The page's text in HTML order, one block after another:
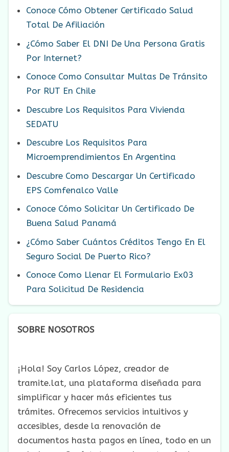
Conoce Cómo Obtener Certificado Salud
Total De Afiliación
¿Cómo Saber El DNI De Una Persona Gratis
Por Internet?
Conoce Como Consultar Multas De Tránsito
Por RUT En Chile
Descubre Los Requisitos Para Vivienda
SEDATU
Descubre Los Requisitos Para
Microemprendimientos En Argentina
Descubre Como Descargar Un Certificado
EPS Comfenalco Valle
Conoce Cómo Solicitar Un Certificado De
Buena Salud Panamá
¿Cómo Saber Cuántos Créditos Tengo En El
Seguro Social De Puerto Rico?
Conoce Como Llenar El Formulario Ex03
Para Solicitud De Residencia
SOBRE NOSOTROS
¡Hola! Soy Carlos López, creador de
tramite.lat, una plataforma diseñada para
simplificar y hacer más eficientes tus
trámites. Ofrecemos servicios intuitivos y
accesibles, desde la renovación de
documentos hasta pagos en línea, todo en un